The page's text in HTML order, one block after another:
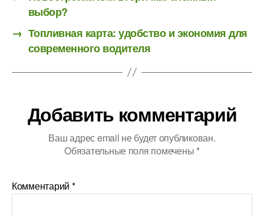
выбор?
→ Топливная карта: удобство и экономия для
современного водителя
Добавить комментарий
Ваш адрес email не будет опубликован.
Обязательные поля помечены *
Комментарий *